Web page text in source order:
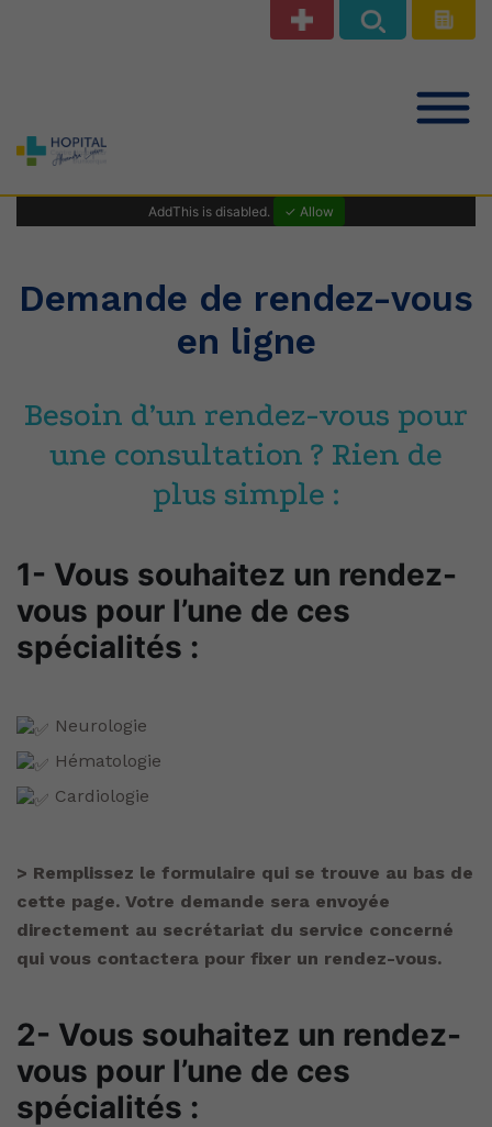
Notre offre de soins
Patients Public
Professionnels de santé
Le Centre Hospitalier
AddThis is disabled. ✓ Allow
Demande de rendez-vous
en ligne
Besoin d’un rendez-vous pour
une consultation ? Rien de
plus simple :
1- Vous souhaitez un rendez-
vous pour l’une de ces
spécialités :
Neurologie
Hématologie
Cardiologie
> Remplissez le formulaire qui se trouve au bas de
cette page. Votre demande sera envoyée
directement au secrétariat du service concerné
qui vous contactera pour fixer un rendez-vous.
2- Vous souhaitez un rendez-
vous pour l’une de ces
spécialités :